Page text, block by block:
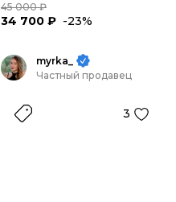
45 000 ₽
34 700 ₽ -23%
myrka_
Частный продавец
3